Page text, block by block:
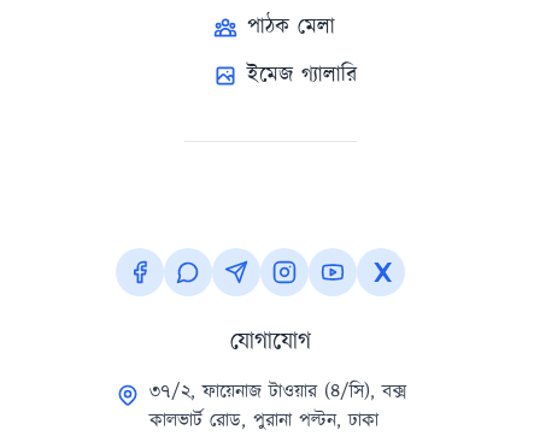
পাঠক মেলা
ইমেজ গ্যালারি
যোগাযোগ
৩৭/২, ফায়েনাজ টাওয়ার (৪/সি), বক্স
কালভার্ট রোড, পুরানা পল্টন, ঢাকা